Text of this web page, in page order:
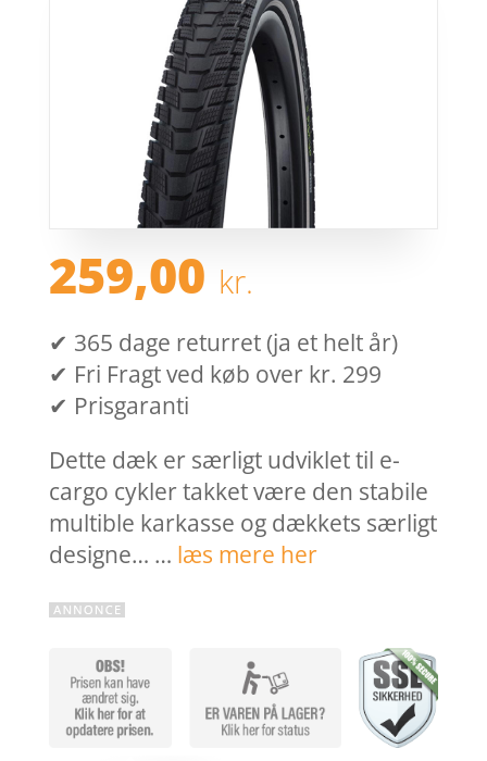
259,00 kr.
✔ 365 dage returret (ja et helt år)
✔ Fri Fragt ved køb over kr. 299
✔ Prisgaranti
Dette dæk er særligt udviklet til e-
cargo cykler takket være den stabile
multible karkasse og dækkets særligt
designe… … læs mere her